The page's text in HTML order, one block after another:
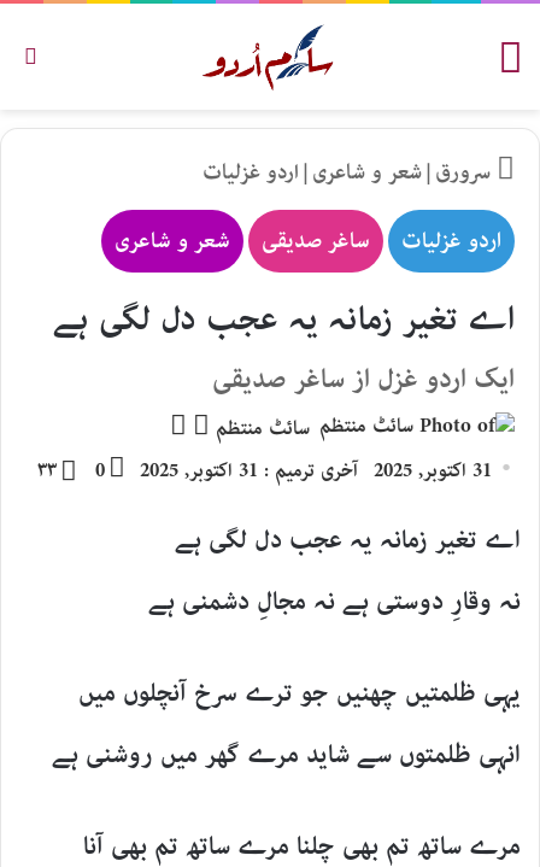
سرورق|شعر و شاعری|اردو غزلیات
اردو غزلیات ساغر صدیقی شعر و شاعری
اے تغیر زمانہ یہ عجب دل لگی ہے
ایک اردو غزل از ساغر صدیقی
سائٹ منتظم
Follow
X
email
31 اکتوبر, 2025 آخری ترمیم : 31 اکتوبر, 2025 0 ۳۳
اے تغیر زمانہ یہ عجب دل لگی ہے
نہ وقارِ دوستی ہے نہ مجالِ دشمنی ہے
یہی ظلمتیں چھنیں جو ترے سرخ آنچلوں میں
انہی ظلمتوں سے شاید مرے گھر میں روشنی ہے
مرے ساتھ تم بھی چلنا مرے ساتھ تم بھی آنا